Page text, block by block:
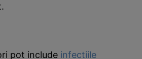
pot include infectiile